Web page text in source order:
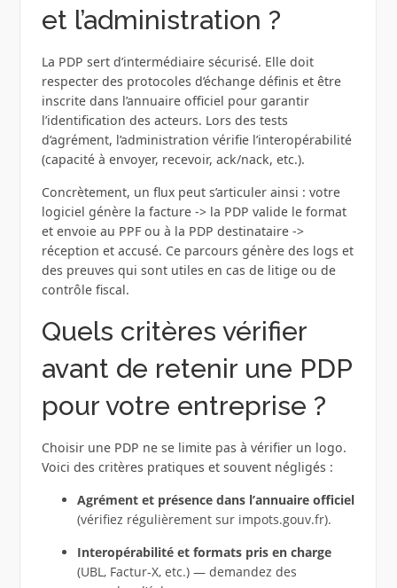
et l’administration ?
La PDP sert d’intermédiaire sécurisé. Elle doit
respecter des protocoles d’échange définis et être
inscrite dans l’annuaire officiel pour garantir
l’identification des acteurs. Lors des tests
d’agrément, l’administration vérifie l’interopérabilité
(capacité à envoyer, recevoir, ack/nack, etc.).
Concrètement, un flux peut s’articuler ainsi : votre
logiciel génère la facture -> la PDP valide le format
et envoie au PPF ou à la PDP destinataire ->
réception et accusé. Ce parcours génère des logs et
des preuves qui sont utiles en cas de litige ou de
contrôle fiscal.
Quels critères vérifier
avant de retenir une PDP
pour votre entreprise ?
Choisir une PDP ne se limite pas à vérifier un logo.
Voici des critères pratiques et souvent négligés :
Agrément et présence dans l’annuaire officiel
(vérifiez régulièrement sur impots.gouv.fr).
Interopérabilité et formats pris en charge
(UBL, Factur-X, etc.) — demandez des